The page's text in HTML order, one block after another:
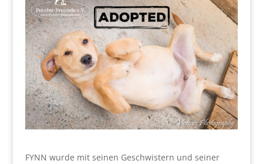
FYNN wurde mit seinen Geschwistern und seiner